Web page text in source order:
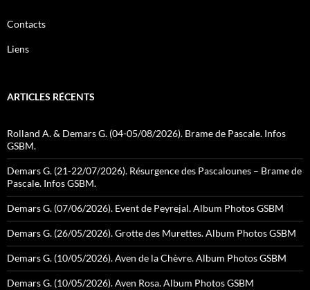
Contacts
Liens
ARTICLES RÉCENTS
Rolland A. & Demars G. (04-05/08/2026). Brame de Pascale. Infos
GSBM.
Demars G. (21-22/07/2026). Résurgence des Pascalounes – Brame de
Pascale. Infos GSBM.
Demars G. (07/06/2026). Event de Peyrejal. Album Photos GSBM
Demars G. (26/05/2026). Grotte des Murettes. Album Photos GSBM
Demars G. (10/05/2026). Aven de la Chèvre. Album Photos GSBM
Demars G. (10/05/2026). Aven Rosa. Album Photos GSBM